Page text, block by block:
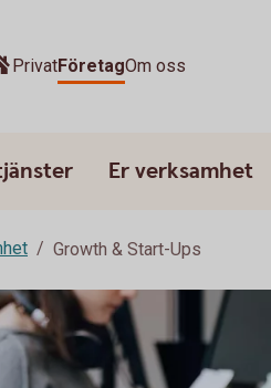
PrivatFöretagOm oss
Er verksamhet
Growth & Start-Ups